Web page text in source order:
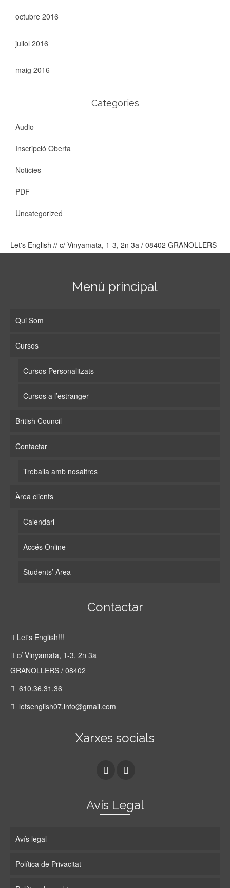
octubre 2016
juliol 2016
maig 2016
Categories
Audio
Inscripció Oberta
Noticies
PDF
Uncategorized
Let's English // c/ Vinyamata, 1-3, 2n 3a / 08402 GRANOLLERS
Menú principal
Qui Som
Cursos
Cursos Personalitzats
Cursos a l’estranger
British Council
Contactar
Treballa amb nosaltres
Àrea clients
Calendari
Accés Online
Students’ Area
Contactar
Let's English!!!
c/ Vinyamata, 1-3, 2n 3a
GRANOLLERS / 08402
610.36.31.36
letsenglish07.info@gmail.com
Xarxes socials
Avís Legal
Avís legal
Política de Privacitat